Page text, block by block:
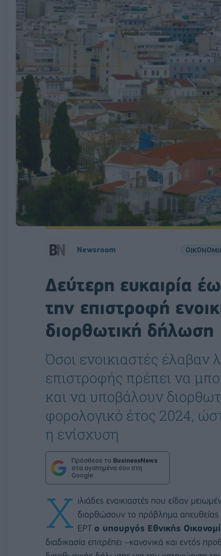
Newsroom
Δεύτερη ευκαιρία
την επιστροφή
διορθωτική δήλωση
Όσοι ενοικιαστές
επιστροφής πρέπει να
και να υποβάλουν
φορολογικό έτος 2024,
η ενίσχυση
Πρόσθεσε το BusinessNews
στα αγαπημένα σου στη
Google
Χ ιλιάδες ενοικιαστές που είδαν
διορθώσουν το πρόβλημα
ΕΡΤ ο υπουργός Εθνικής
διαδικασία επιτρέπει –κανονικά και εντός